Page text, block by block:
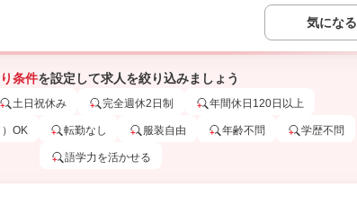
気になる
条件を設定して求人を絞り込みましょう
土日祝休み 完全週休2日制 年間休日120日以上
OK 転勤なし 服装自由 年齢不問 学歴不問
語学力を活かせる